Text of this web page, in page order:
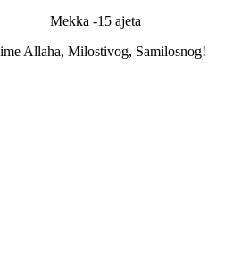
Mekka -15 ajeta
Allaha, Milostivog, Samilosnog!